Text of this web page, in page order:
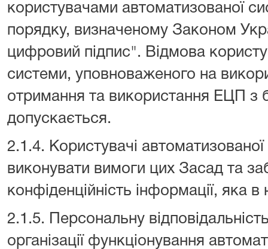
користувачами автоматизованої
порядку, визначеному Законом
цифровий підпис". Відмова
системи, уповноваженого на
отримання та використання ЕЦП з
допускається.
2.1.4. Користувачі
виконувати вимоги цих Засад та
конфіденційність інформації, яка в
2.1.5. Персональну
організації функціонування